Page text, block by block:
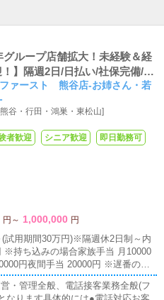
グループ店舗拡大！未経験＆経
】隔週2日/日払い/社保完備/有
寮完備/残業一切なし！入社祝
！『ミセスファースト』はチャ
る環境です！
ァースト 熊谷店-お姉さん・若
熊谷・行田・鴻巣・東松山]
者歓迎 シニア歓迎 即日勤務可
円 ～ 1,000,000 円
試用期間30万円)※隔週休2日制～内
※持ち込みの場合家族手当 月10000
円夜間手当 20000円 ※遅番の場
※車持ち込みの場合大入り 30000
円～200000円※やる気と能力次第
・管理全般、電話接客業務全般(フ